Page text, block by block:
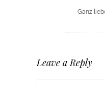
Ganz
Leave a Reply